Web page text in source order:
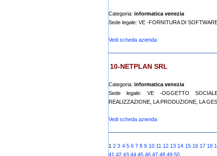
Categoria: informatica venezia
Sede legale: VE -FORNITURA DI
Vedi scheda azienda
10-NETPLAN SRL
Categoria: informatica venezia
Sede legale: VE -OGGETTO
REALIZZAZIONE, LA PRODUZIONE, LA
Vedi scheda azienda
12 3 4 5 6 7 8 9 10 11 12 13 14 15 16 17 18
41 42 43 44 45 46 47 48 49 50